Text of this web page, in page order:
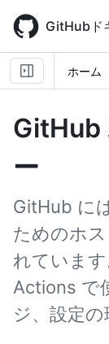
main
content
GitHubド
ホーム
GitHub
ー
GitHub に
ためのホ
れていま
Actions で
ジ、設定の